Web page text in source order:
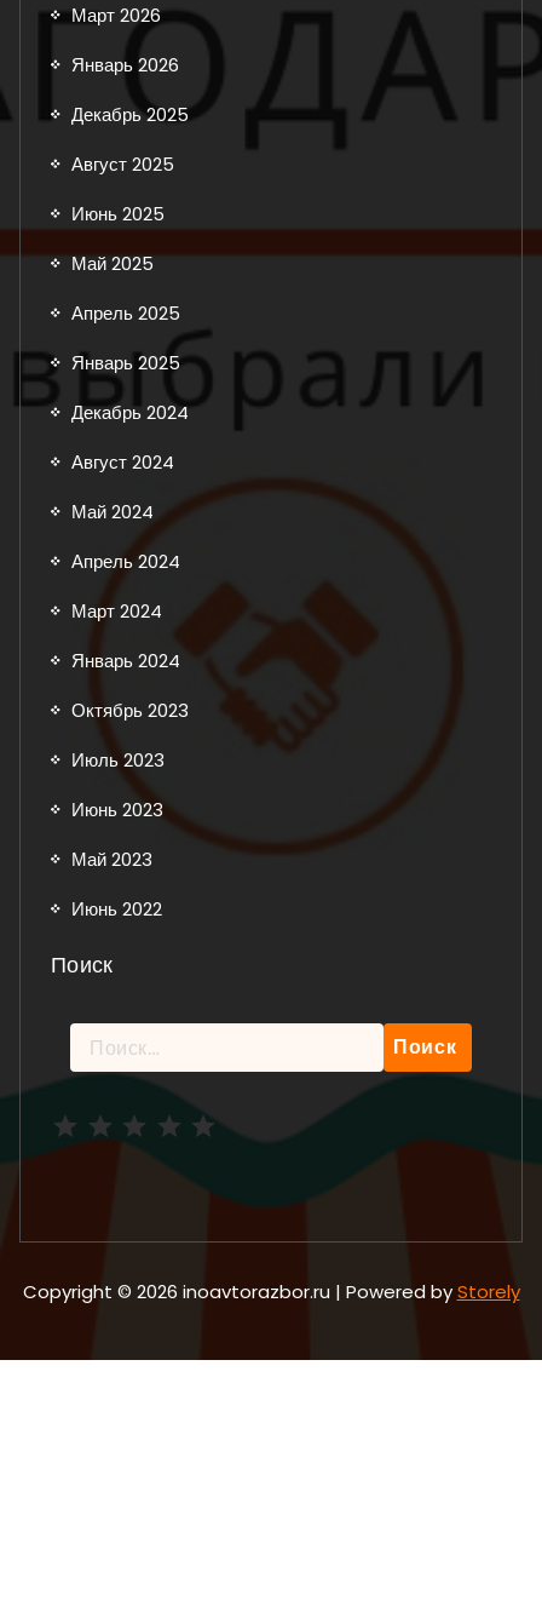
Март 2026
Январь 2026
Декабрь 2025
Август 2025
Июнь 2025
Май 2025
Апрель 2025
Январь 2025
Декабрь 2024
Август 2024
Май 2024
Апрель 2024
Март 2024
Январь 2024
Октябрь 2023
Июль 2023
Июнь 2023
Май 2023
Июнь 2022
Поиск
Найти:
Copyright © 2026 inoavtorazbor.ru | Powered byStorely